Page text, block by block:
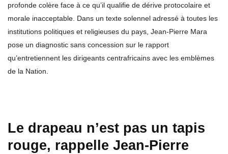
profonde colère face à ce qu’il qualifie de dérive protocolaire et
morale inacceptable. Dans un texte solennel adressé à toutes les
institutions politiques et religieuses du pays, Jean-Pierre Mara
pose un diagnostic sans concession sur le rapport
qu’entretiennent les dirigeants centrafricains avec les emblèmes
de la Nation.
Le drapeau n’est pas un tapis
rouge, rappelle Jean-Pierre